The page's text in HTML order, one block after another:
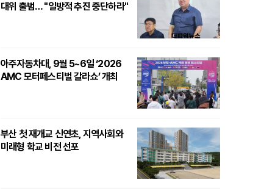
대위 출범… "일방적 추진 중단하라"
아주자동차대, 9월 5~6일 ‘2026
AMC 모터페스티벌 갈라쇼’ 개최
부산 첫 재개교 신연초, 지역사회와
미래형 학교 비전 선포